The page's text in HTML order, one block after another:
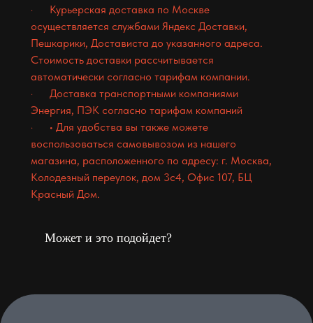
· Курьерская доставка по Москве
осуществляется службами Яндекс Доставки,
Пешкарики, Достависта до указанного адреса.
Стоимость доставки рассчитывается
автоматически согласно тарифам компании.
· Доставка транспортными компаниями
Энергия, ПЭК согласно тарифам компаний
· • Для удобства вы также можете
воспользоваться самовывозом из нашего
магазина, расположенного по адресу: г. Москва,
Колодезный переулок, дом 3с4, Офис 107, БЦ
Красный Дом.
Может и это подойдет?